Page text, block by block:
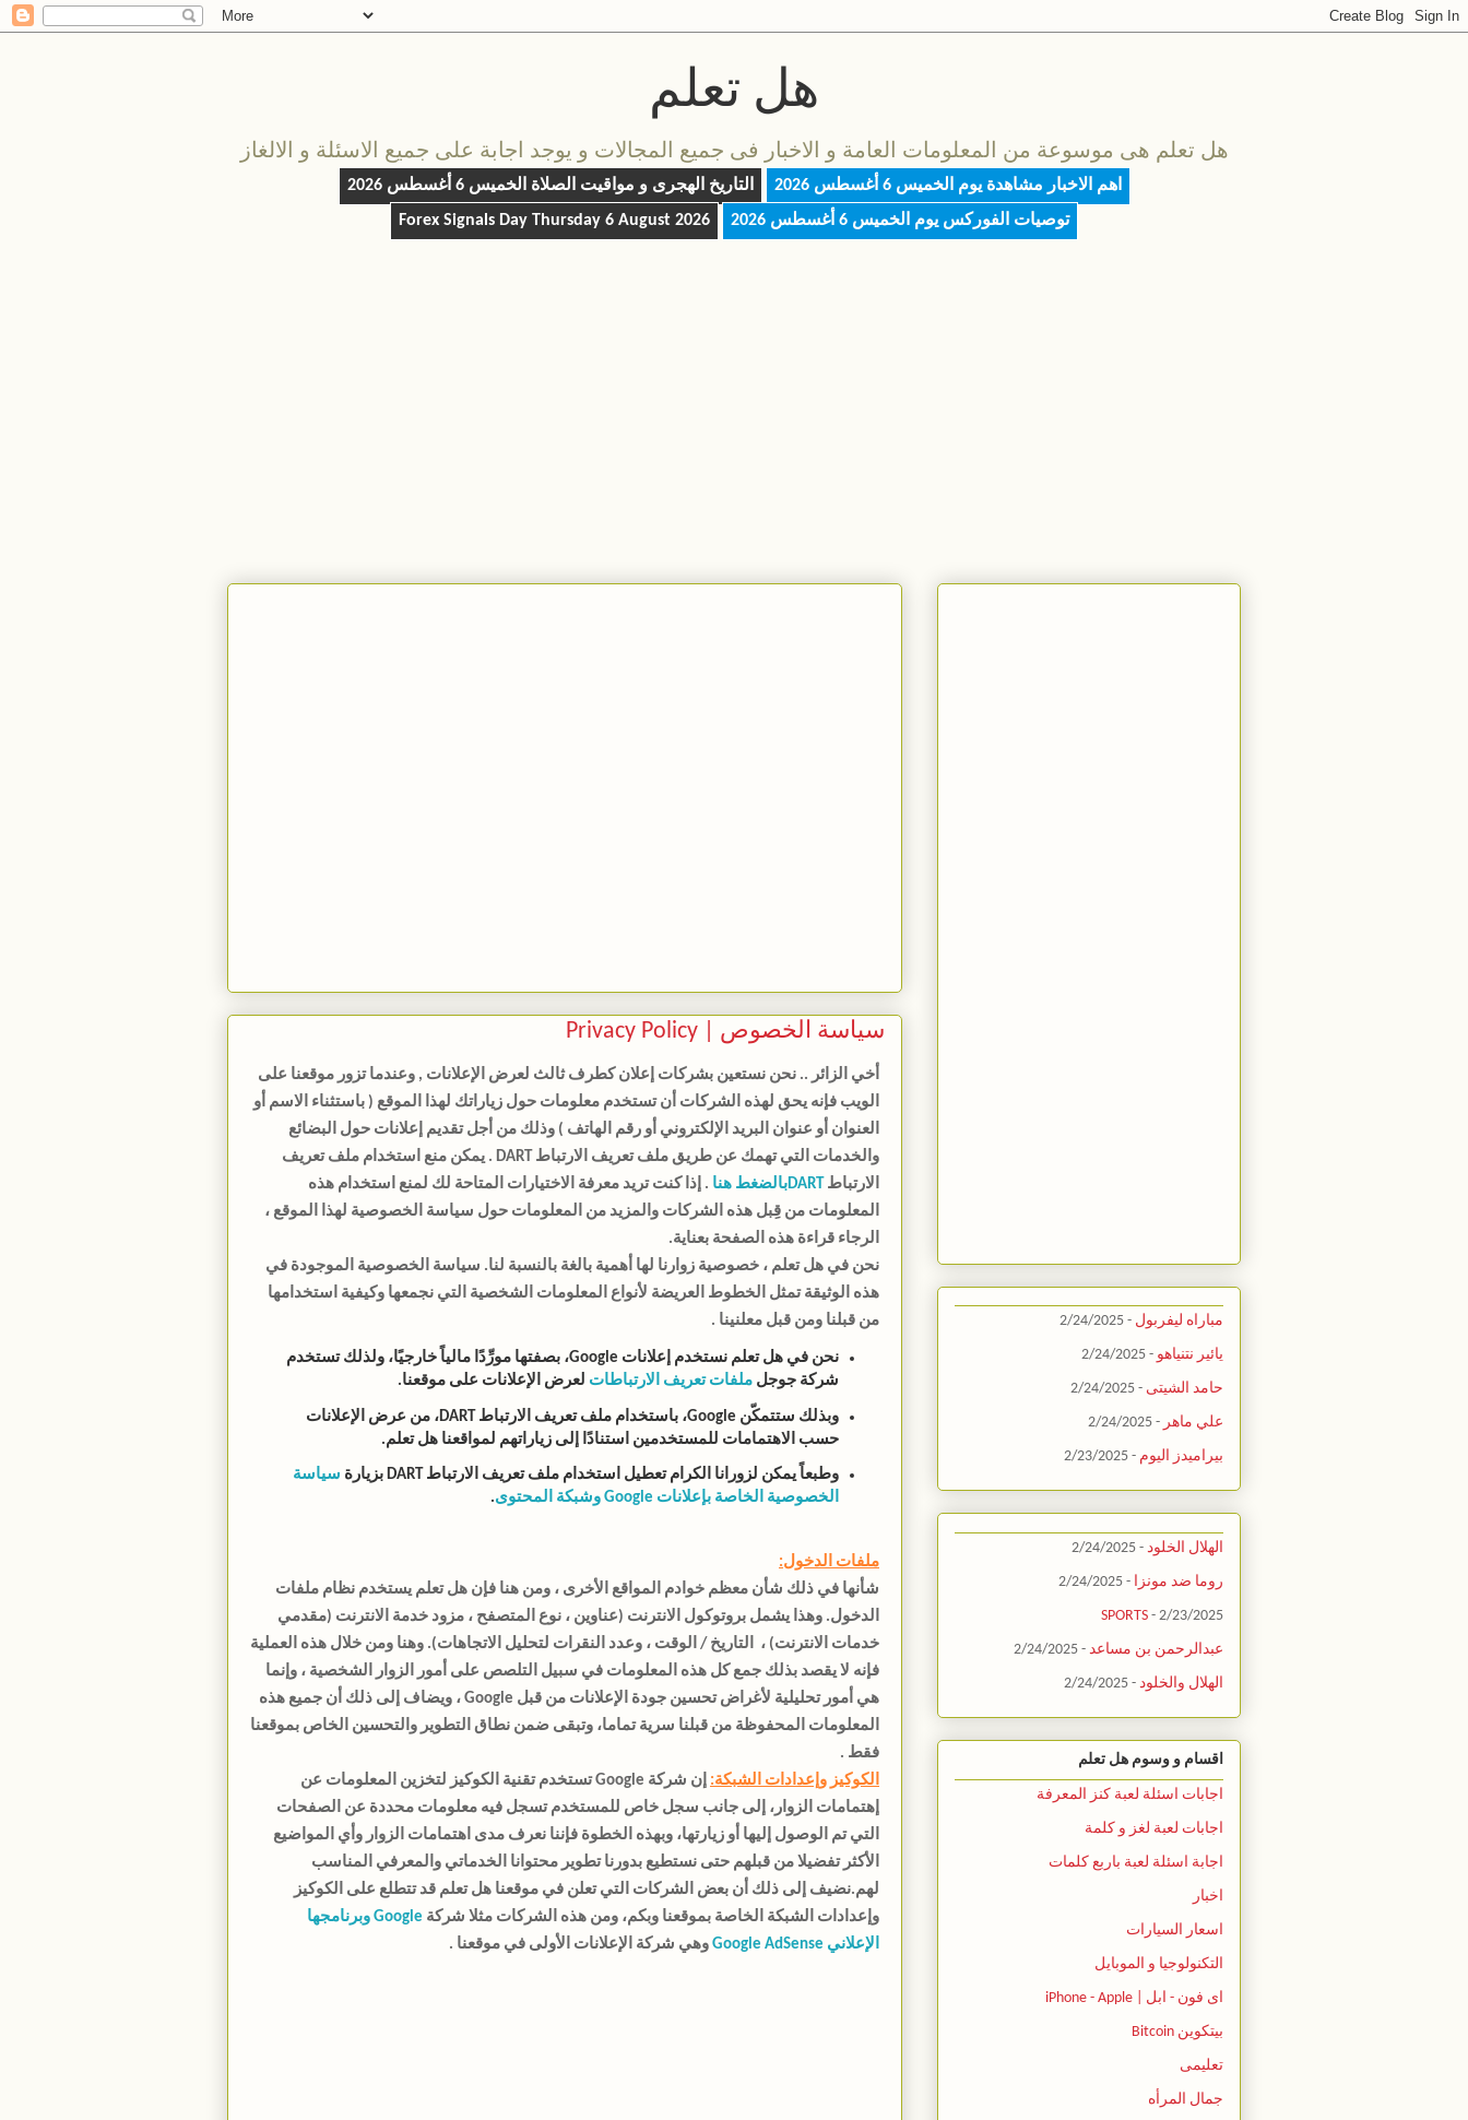
هل تعلم
هل تعلم هى موسوعة من المعلومات العامة و الاخبار فى جميع المجالات و يوجد اجابة على جميع الاسئلة و الالغاز
اهم الاخبار مشاهدة يومالخميس 6 أغسطس 2026 التاريخ الهجرى و مواقيت الصلاةالخميس 6 أغسطس 2026
توصيات الفوركس يوم
الخميس 6 أغسطس 2026 Forex Signals Day Thursday 6 August 2026
سياسة الخصوص | Privacy Policy
أخي الزائر .. نحن نستعين بشركات إعلان كطرف ثالث لعرض الإعلانات , وعندما تزور موقعنا على
الويب فإنه يحق لهذه الشركات أن تستخدم معلومات حول زياراتك لهذا الموقع ( باستثناء الاسم أو
العنوان أو عنوان البريد الإلكتروني أو رقم الهاتف ) وذلك من أجل تقديم إعلانات حول البضائع
والخدمات التي تهمك عن طريق ملف تعريف الارتباط DART . يمكن منع استخدام ملف تعريف
الارتباط DARTبالضغط هنا . إذا كنت تريد معرفة الاختيارات المتاحة لك لمنع استخدام هذه
المعلومات من قِبل هذه الشركات والمزيد من المعلومات حول سياسة الخصوصية لهذا الموقع ،
الرجاء قراءة هذه الصفحة بعناية.
نحن في هل تعلم ، خصوصية زوارنا لها أهمية بالغة بالنسبة لنا. سياسة الخصوصية الموجودة في
هذه الوثيقة تمثل الخطوط العريضة لأنواع المعلومات الشخصية التي نجمعها وكيفية استخدامها
من قبلنا ومن قبل معلنينا .
نحن في هل تعلم نستخدم إعلانات Google، بصفتها مورِّدًا مالياً خارجيًا، ولذلك تستخدم
شركة جوجلملفات تعريف الارتباطات لعرض الإعلانات على موقعنا.
وبذلك ستتمكّن Google، باستخدام ملف تعريف الارتباط DART، من عرض الإعلانات
حسب الاهتمامات للمستخدمين استنادًا إلى زياراتهم لمواقعنا هل تعلم.
وطبعاً يمكن لزورانا الكرام تعطيل استخدام ملف تعريف الارتباط DART بزيارة
سياسة
الخصوصية الخاصة بإعلانات Google وشبكة المحتوى
.
ملفات الدخول:
شأنها في ذلك شأن معظم خوادم المواقع الأخرى ، ومن هنا فإن هل تعلم يستخدم نظام ملفات
الدخول. وهذا يشمل بروتوكول الانترنت (عناوين ، نوع المتصفح ، مزود خدمة الانترنت (مقدمي
خدمات الانترنت) ، التاريخ / الوقت ، وعدد النقرات لتحليل الاتجاهات). وهنا ومن خلال هذه العملية
فإنه لا يقصد بذلك جمع كل هذه المعلومات في سبيل التلصص على أمور الزوار الشخصية ، وإنما
هي أمور تحليلية لأغراض تحسين جودة الإعلانات من قبل Google ، ويضاف إلى ذلك أن جميع هذه
المعلومات المحفوظة من قبلنا سرية تماما، وتبقى ضمن نطاق التطوير والتحسين الخاص بموقعنا
فقط .
الكوكيز وإعدادات الشبكة:
إن شركة Google تستخدم تقنية الكوكيز لتخزين المعلومات عن
إهتمامات الزوار، إلى جانب سجل خاص للمستخدم تسجل فيه معلومات محددة عن الصفحات
التي تم الوصول إليها أو زيارتها، وبهذه الخطوة فإننا نعرف مدى اهتمامات الزوار وأي المواضيع
الأكثر تفضيلا من قبلهم حتى نستطيع بدورنا تطوير محتوانا الخدماتي والمعرفي المناسب
لهم.نضيف إلى ذلك أن بعض الشركات التي تعلن في موقعنا هل تعلم قد تتطلع على الكوكيز
وإعدادات الشبكة الخاصة بموقعنا وبكم، ومن هذه الشركات مثلا شركة
Google وبرنامجها
الإعلاني Google AdSense وهي شركة الإعلانات الأولى في موقعنا .
مباراه ليفربول - 2/24/2025
يائير نتنياهو - 2/24/2025
حامد الشيتى - 2/24/2025
علي ماهر - 2/24/2025
بيراميدز اليوم - 2/23/2025
الهلال الخلود - 2/24/2025
روما ضد مونزا - 2/24/2025
SPORTS - 2/23/2025
عبدالرحمن بن مساعد - 2/24/2025
الهلال والخلود - 2/24/2025
اقسام و وسوم هل تعلم
اجابات اسئلة لعبة كنز المعرفة
اجابات لعبة لغز و كلمة
اجابة اسئلة لعبة باربع كلمات
اخبار
اسعار السيارات
التكنولوجيا و الموبايل
اى فون - ابل | iPhone - Apple
بيتكوين Bitcoin
تعليمى
جمال المرأه